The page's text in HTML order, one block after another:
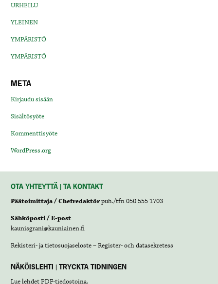
URHEILU
YLEINEN
YMPÄRISTÖ
YMPÄRISTÖ
META
Kirjaudu sisään
Sisältösyöte
Kommenttisyöte
WordPress.org
OTA YHTEYTTÄ | TA KONTAKT
Päätoimittaja / Chefredaktörpuh./tfn 050 555 1703
Sähköposti / E-post
kaunisgrani@kauniainen.fi
Rekisteri- ja tietosuojaseloste – Register- och datasekretess
NÄKÖISLEHTI | TRYCKTA TIDNINGEN
Lue lehdetPDF-tiedostoina.